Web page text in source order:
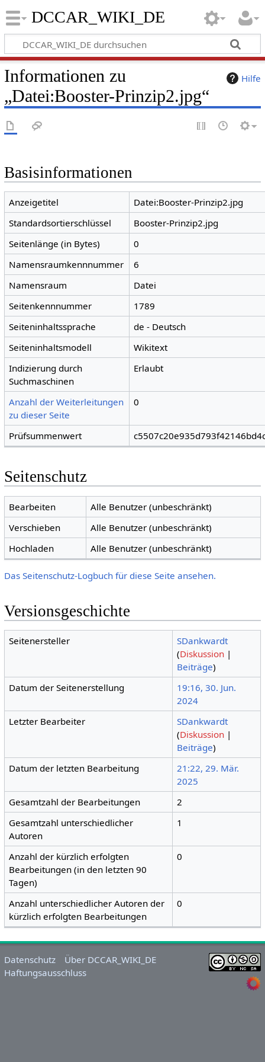
DCCAR_WIKI_DE
Hilfe
Informationen zu
„Datei:Booster-Prinzip2.jpg“
Basisinformationen
Anzeigetitel
Datei:Booster-Prinzip2.jpg
Standardsortierschlüssel
Booster-Prinzip2.jpg
Seitenlänge (in Bytes)
0
Namensraumkennnummer
6
Namensraum
Datei
Seitenkennnummer
1789
Seiteninhaltssprache
de - Deutsch
Seiteninhaltsmodell
Wikitext
Indizierung durch
Suchmaschinen
Erlaubt
Anzahl der Weiterleitungen
zu dieser Seite
0
Prüfsummenwert
Seitenschutz
Bearbeiten
Alle Benutzer (unbeschränkt)
Verschieben
Alle Benutzer (unbeschränkt)
Hochladen
Alle Benutzer (unbeschränkt)
Das Seitenschutz-Logbuch für diese Seite ansehen.
Versionsgeschichte
Seitenersteller
SDankwardt
(Diskussion |
Beiträge)
Datum der Seitenerstellung
19:16, 30. Jun.
2024
Letzter Bearbeiter
SDankwardt
(Diskussion |
Beiträge)
Datum der letzten Bearbeitung
21:22, 29. Mär.
2025
Gesamtzahl der Bearbeitungen
2
Gesamtzahl unterschiedlicher
Autoren
1
Anzahl der kürzlich erfolgten
Bearbeitungen (in den letzten 90
Tagen)
0
Anzahl unterschiedlicher Autoren der
kürzlich erfolgten Bearbeitungen
0
Datenschutz
Über DCCAR_WIKI_DE
Haftungsausschluss